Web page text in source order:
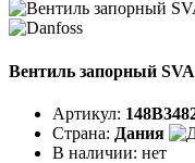
Вентиль запорный
Артикул:
Страна: Дания
В наличии: нет